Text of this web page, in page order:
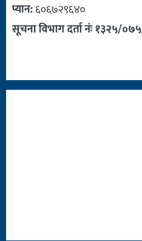
प्यान:६०६७२९६४०
सूचना विभाग दर्ता नंः १३२५/